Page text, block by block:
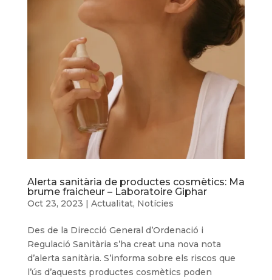
Alerta sanitària de productes cosmètics: Ma
brume fraicheur – Laboratoire Giphar
Oct 23, 2023 | Actualitat, Notícies
Des de la Direcció General d’Ordenació i
Regulació Sanitària s’ha creat una nova nota
d’alerta sanitària. S’informa sobre els riscos que
l’ús d’aquests productes cosmètics poden